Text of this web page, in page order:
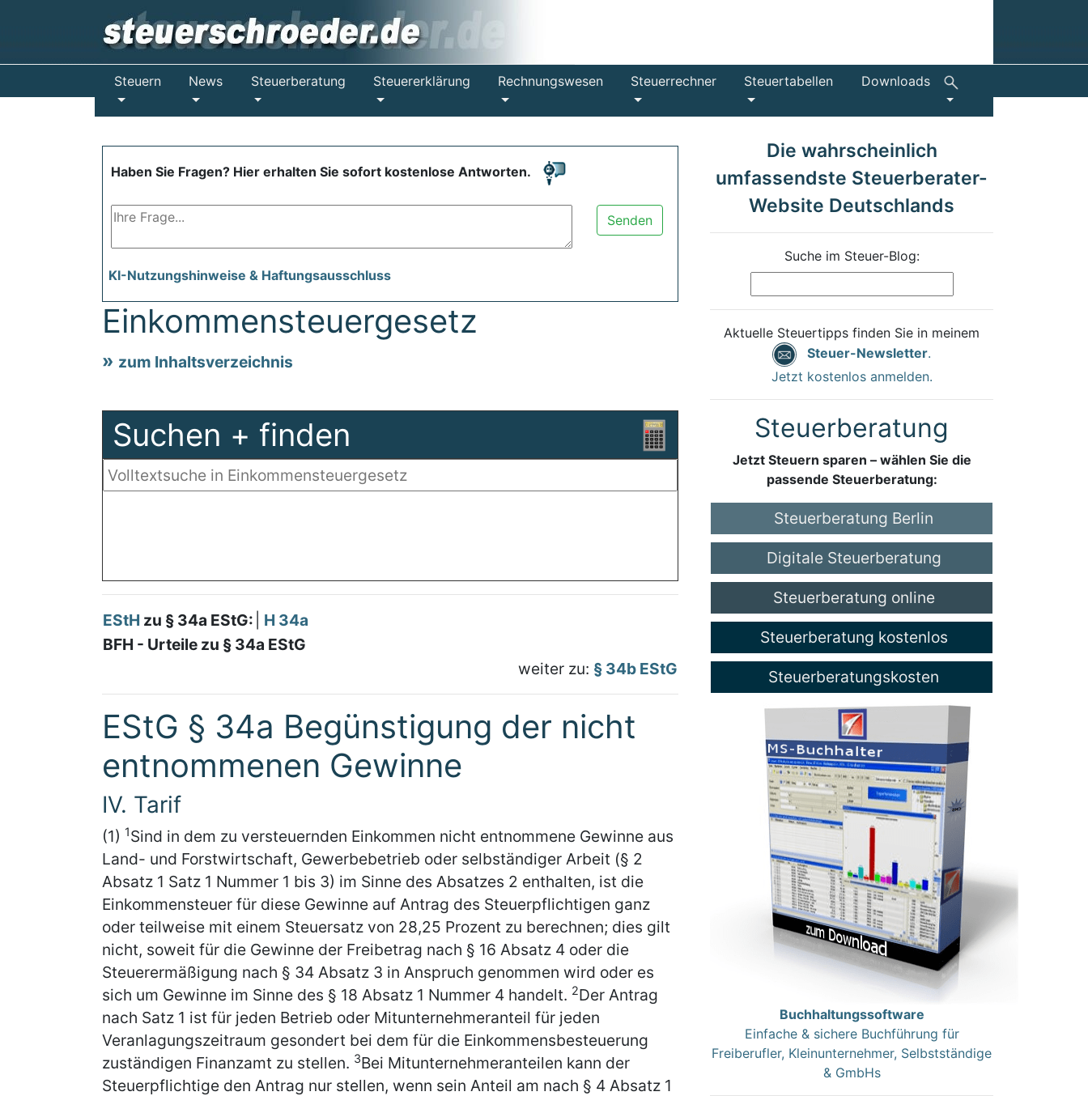
Steuern News Steuerberatung Steuererklärung Rechnungswesen Steuerrechner Steuertabellen Downloads
Haben Sie Fragen? Hier erhalten Sie sofort kostenlose Antworten.
Senden
KI-Nutzungshinweise & Haftungsausschluss
Einkommensteuergesetz
zum Inhaltsverzeichnis
Suchen + finden
EStH zu § 34a EStG:
H 34a
BFH - Urteile zu § 34a EStG
weiter zu: § 34b EStG
EStG § 34a Begünstigung der nicht
entnommenen Gewinne
IV. Tarif
(1) 1Sind in dem zu versteuernden Einkommen nicht entnommene Gewinne aus
Land- und Forstwirtschaft, Gewerbebetrieb oder selbständiger Arbeit (§ 2
Absatz 1 Satz 1 Nummer 1 bis 3) im Sinne des Absatzes 2 enthalten, ist die
Einkommensteuer für diese Gewinne auf Antrag des Steuerpflichtigen ganz
oder teilweise mit einem Steuersatz von 28,25 Prozent zu berechnen; dies gilt
nicht, soweit für die Gewinne der Freibetrag nach § 16 Absatz 4 oder die
Steuerermäßigung nach § 34 Absatz 3 in Anspruch genommen wird oder es
sich um Gewinne im Sinne des § 18 Absatz 1 Nummer 4 handelt. 2Der Antrag
nach Satz 1 ist für jeden Betrieb oder Mitunternehmeranteil für jeden
Veranlagungszeitraum gesondert bei dem für die Einkommensbesteuerung
zuständigen Finanzamt zu stellen. 3Bei Mitunternehmeranteilen kann der
Steuerpflichtige den Antrag nur stellen, wenn sein Anteil am nach § 4 Absatz 1
Die wahrscheinlich
umfassendste Steuerberater-
Website Deutschlands
Suche im Steuer-Blog:
Aktuelle Steuertipps finden Sie in meinem
Steuer-Newsletter.
Jetzt kostenlos anmelden.
Steuerberatung
Jetzt Steuern sparen – wählen Sie die
passende Steuerberatung:
Steuerberatung Berlin
Digitale Steuerberatung
Steuerberatung online
Steuerberatung kostenlos
Steuerberatungskosten
Buchhaltungssoftware
Einfache & sichere Buchführung für
Freiberufler, Kleinunternehmer, Selbstständige
& GmbHs